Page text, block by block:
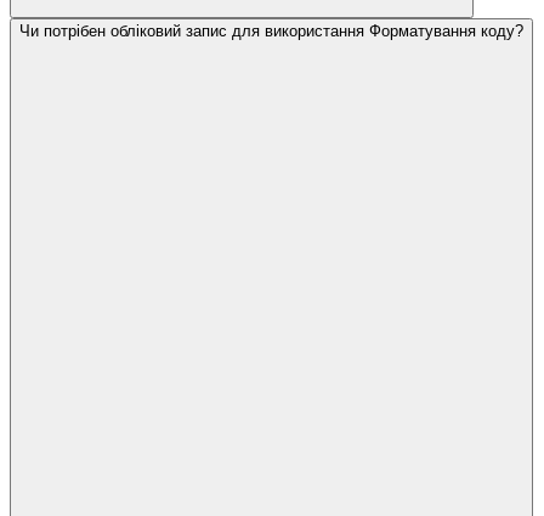
Чи потрібен обліковий запис для використання Форматування коду?